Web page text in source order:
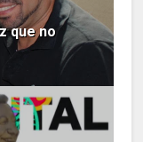
que no